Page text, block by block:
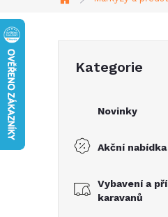
Domů
kategorie
Kategorie
Novinky
Akční nabídka
Vybavení a
karavanů